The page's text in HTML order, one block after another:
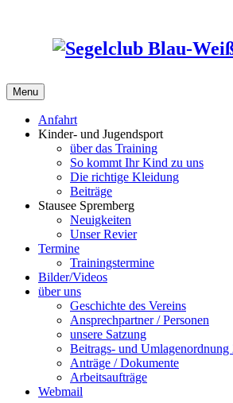
Menu
Anfahrt
Kinder- und Jugendsport
über das Training
So kommt Ihr Kind zu uns
Die richtige Kleidung
Beiträge
Stausee Spremberg
Neuigkeiten
Unser Revier
Termine
Trainingstermine
Bilder/Videos
über uns
Geschichte des Vereins
Ansprechpartner / Personen
unsere Satzung
Beitrags- und Umlagenordnung
Anträge / Dokumente
Arbeitsaufträge
Webmail